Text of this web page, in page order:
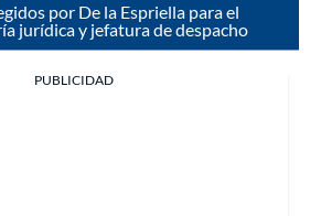
por De la Espriella para el
jurídica y jefatura de despacho
PUBLICIDAD